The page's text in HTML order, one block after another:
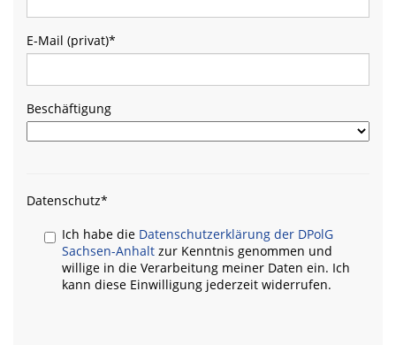
E-Mail (privat)*
Beschäftigung
Datenschutz*
Ich habe die Datenschutzerklärung der DPolG
Sachsen-Anhalt zur Kenntnis genommen und
willige in die Verarbeitung meiner Daten ein. Ich
kann diese Einwilligung jederzeit widerrufen.